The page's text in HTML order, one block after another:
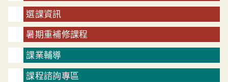
選課資訊
暑期重補修課程
課業輔導
課程諮詢專區